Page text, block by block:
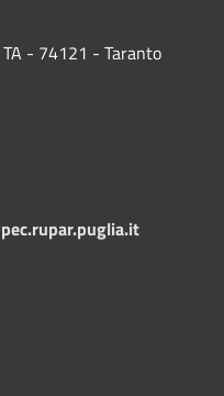
- 74121 - Taranto